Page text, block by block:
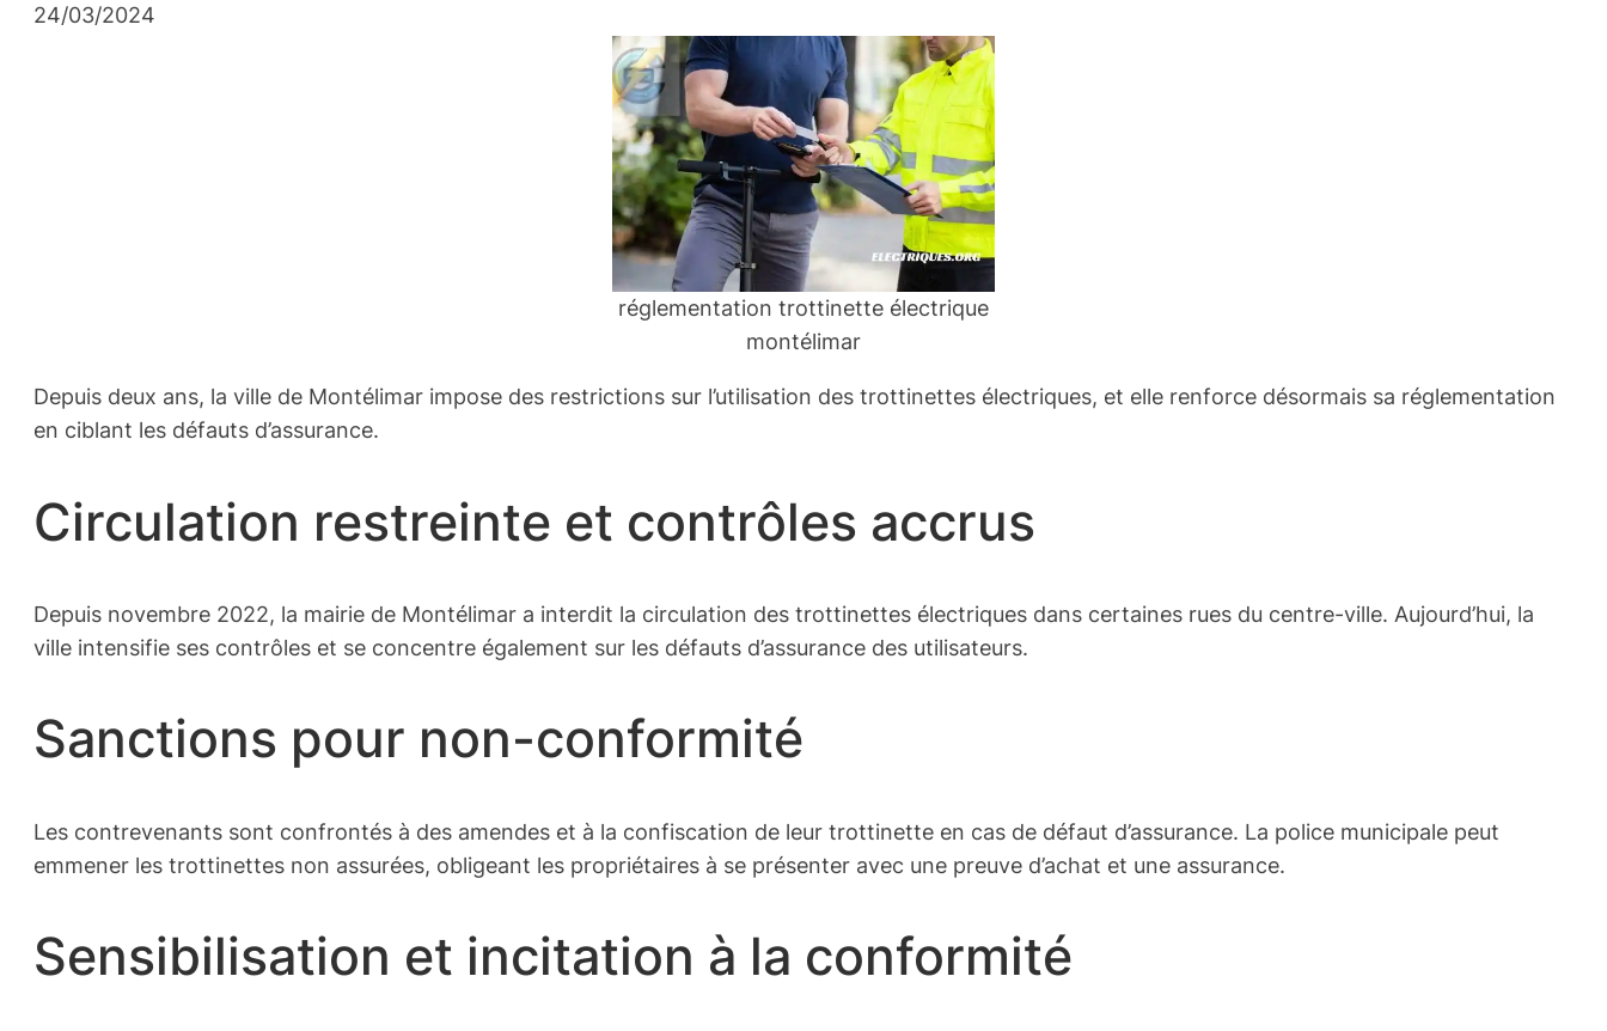
24/03/2024
réglementation trottinette électrique
montélimar
Depuis deux ans, la ville de Montélimar impose des restrictions sur l’utilisation des trottinettes électriques, et elle renforce désormais sa réglementation
en ciblant les défauts d’assurance.
Circulation restreinte et contrôles accrus
Depuis novembre 2022, la mairie de Montélimar a interdit la circulation des trottinettes électriques dans certaines rues du centre-ville. Aujourd’hui, la
ville intensifie ses contrôles et se concentre également sur les défauts d’assurance des utilisateurs.
Sanctions pour non-conformité
Les contrevenants sont confrontés à des amendes et à la confiscation de leur trottinette en cas de défaut d’assurance. La police municipale peut
emmener les trottinettes non assurées, obligeant les propriétaires à se présenter avec une preuve d’achat et une assurance.
Sensibilisation et incitation à la conformité